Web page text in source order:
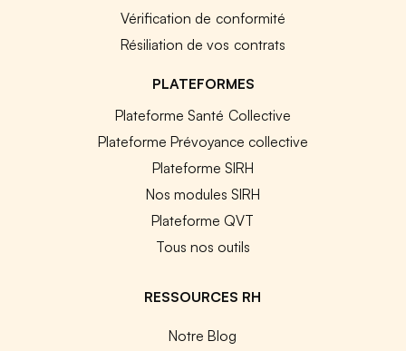
Vérification de conformité
Résiliation de vos contrats
PLATEFORMES
Plateforme Santé Collective
Plateforme Prévoyance collective
Plateforme SIRH
Nos modules SIRH
Plateforme QVT
Tous nos outils
RESSOURCES RH
Notre Blog